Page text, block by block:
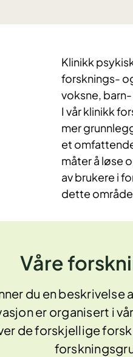
Klinikk
forsknings-
voksne,
I vår klinikk
mer
et
måter å løse
av brukere i
dette
Våre
du en beskrivelse
er organisert i
de forskjellige